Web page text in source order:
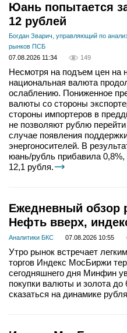
Юань попытается
12 рублей
Богдан Зварич, управляющий по
рынков ПСБ
07.08.2026 11:34
149
Несмотря на подъем цен на
национальная валюта
ослаблению. Пониженное
валюты со стороны
стороны импортеров в
не позволяют рублю
случае появления
энергоносителей. В
юань/рубль прибавила 0,8%,
12,1 рубля.
Ежедневный обзор
Нефть вверх,
Аналитики БКС 07.08.2026 10:55
Утро рынок встречает
торгов Индекс МосБиржи
сегодняшнего дня Минфин
покупки валюты и золота
сказаться на динамике